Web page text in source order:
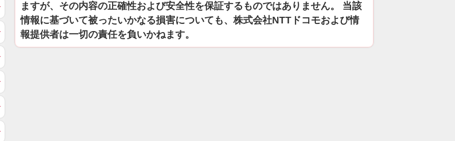
ますが、その内容の正確性および安全性を保証するものではありません。 当該
情報に基づいて被ったいかなる損害についても、株式会社NTTドコモおよび情
報提供者は一切の責任を負いかねます。